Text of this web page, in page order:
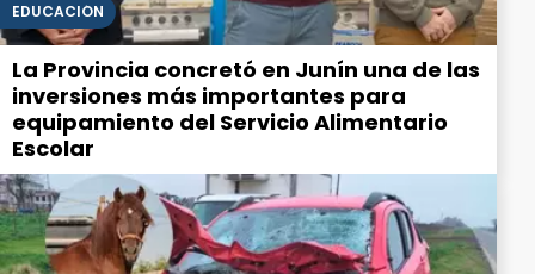
EDUCACIÓN
La Provincia concretó en Junín una de las
inversiones más importantes para
equipamiento del Servicio Alimentario
Escolar